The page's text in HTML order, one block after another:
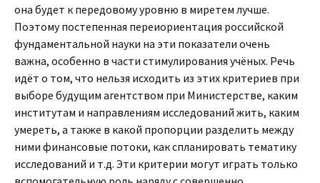
она будет к передовому уровню в миретем лучше.
Поэтому постепенная переиориентация российской
фундаментальной науки на эти показатели очень
важна, особенно в части стимулирования учёных. Речь
идёт о том, что нельзя исходить из этих критериев при
выборе будущим агентством при Министерстве, каким
институтам и направлениям исследований жить, каким
умереть, а также в какой пропорции разделить между
ними финансовые потоки, как спланировать тематику
исследований и т.д. Эти критерии могут играть только